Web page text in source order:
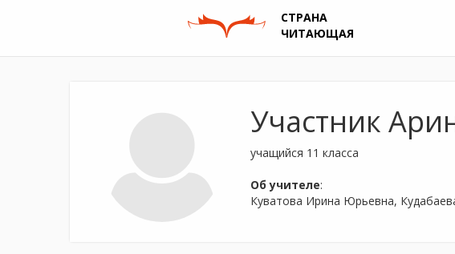
СТРАНА
ЧИТАЮЩАЯ
Участник
учащийся 11 класса
Об учителе:
Куватова Ирина Юрьевна,